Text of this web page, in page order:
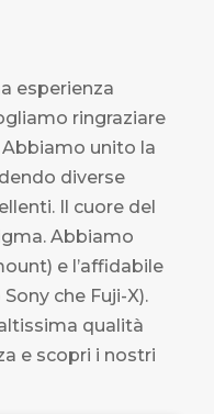
esperienza
ringraziare
unito la
diverse
Il cuore del
Abbiamo
e l’affidabile
che Fuji-X).
qualità
e scopri i nostri